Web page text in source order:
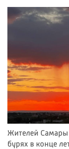
Жителей
бурях в конце